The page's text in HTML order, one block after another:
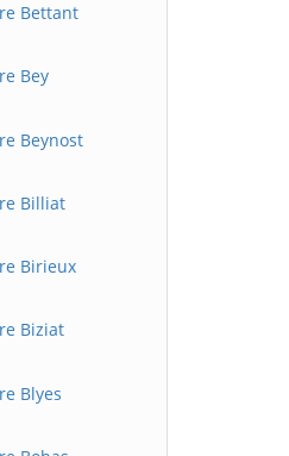
Bettant
Bey
Beynost
Billiat
Birieux
Biziat
Blyes